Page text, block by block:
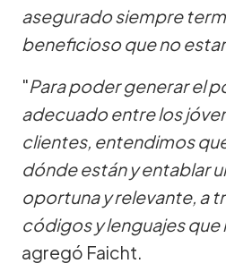
asegurado siempre
beneficioso que no
"Para poder generar el
adecuado entre los
clientes, entendimos
dónde están y entablar
oportuna y relevante, a
códigos y lenguajes que
agregó Faicht.